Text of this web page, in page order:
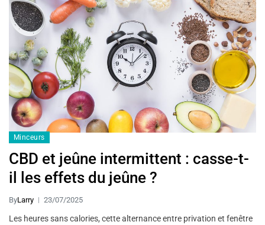
Minceurs
CBD et jeûne intermittent : casse-t-
il les effets du jeûne ?
ByLarry 23/07/2025
Les heures sans calories, cette alternance entre privation et fenêtre